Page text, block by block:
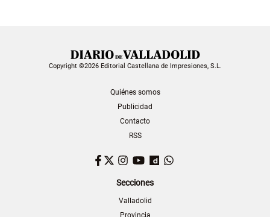
Copyright ©2026 Editorial Castellana de Impresiones, S.L.
Quiénes somos
Publicidad
Contacto
RSS
Facebook
TwitterInstagram
YouTubeDailymotion
Secciones
Valladolid